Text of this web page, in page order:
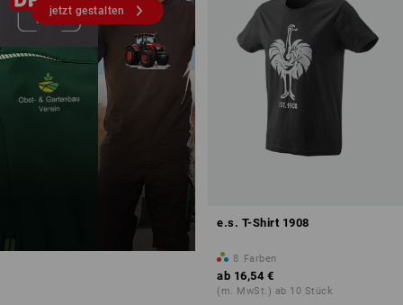
jetzt gestalten
e.s. T-Shirt 1908
8 Farben
ab 16,54 €
(m. MwSt.) ab 10 Stück